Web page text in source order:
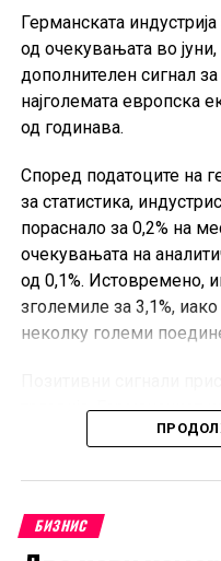
Германската
од очекувањата во
дополнителен сигнал
најголемата европска
од годинава.
Според податоците на
за статистика,
пораснало за 0,2% на
очекувањата на
од 0,1%. Истовремено,
зголемиле за 3,1%,
неколку големи
трговија. Германскиот
0,9% во однос на
извезувала 3,7%
БИЗНИС